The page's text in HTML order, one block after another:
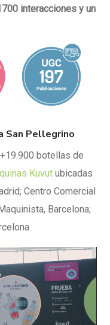
interacciones y un
San Pellegrino
botellas de
Kuvut ubicadas
Centro Comercial
Barcelona;